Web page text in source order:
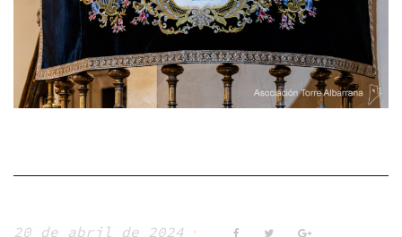
20 de abril de 2024 FacebookTwitterGoogle+